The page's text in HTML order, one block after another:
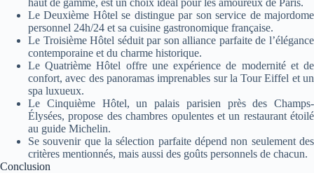
haut de gamme, est un choix idéal pour les amoureux de Paris.
Le Deuxième Hôtel se distingue par son service de majordome
personnel 24h/24 et sa cuisine gastronomique française.
Le Troisième Hôtel séduit par son alliance parfaite de l’élégance
contemporaine et du charme historique.
Le Quatrième Hôtel offre une expérience de modernité et de
confort, avec des panoramas imprenables sur la Tour Eiffel et un
spa luxueux.
Le Cinquième Hôtel, un palais parisien près des Champs-
Élysées, propose des chambres opulentes et un restaurant étoilé
au guide Michelin.
Se souvenir que la sélection parfaite dépend non seulement des
critères mentionnés, mais aussi des goûts personnels de chacun.
Conclusion